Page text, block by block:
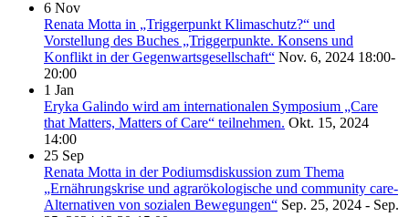
6 Nov
Renata Motta in „Triggerpunkt Klimaschutz?“ und
Vorstellung des Buches „Triggerpunkte. Konsens und
Konflikt in der Gegenwartsgesellschaft“ Nov. 6, 2024 18:00-
20:00
1 Jan
Eryka Galindo wird am internationalen Symposium „Care
that Matters, Matters of Care“ teilnehmen. Okt. 15, 2024
14:00
25 Sep
Renata Motta in der Podiumsdiskussion zum Thema
„Ernährungskrise und agrarökologische und community care-
Alternativen von sozialen Bewegungen“ Sep. 25, 2024 - Sep.